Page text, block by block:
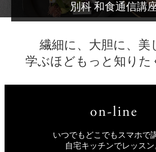
別科 和食通信講
繊細に、大胆に、美
学ぶほどもっと知りた
いつでもどこでもスマホで
自宅キッチンでレッスン